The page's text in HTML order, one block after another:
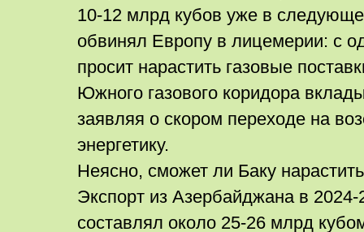
10-12 млрд кубов уже в
обвинял Европу в лицемерии: с
просит нарастить газовые
Южного газового коридора
заявляя о скором переходе на
энергетику.
Неясно, сможет ли Баку
Экспорт из Азербайджана в 2024-
составлял около 25-26 млрд